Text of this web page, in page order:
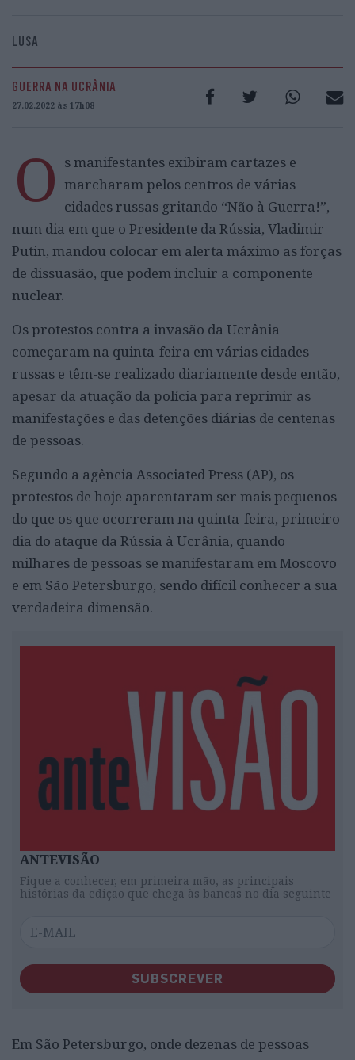
LUSA
GUERRA NA UCRÂNIA
27.02.2022 às 17h08
O s manifestantes exibiram cartazes e
marcharam pelos centros de várias
cidades russas gritando “Não à Guerra!”,
num dia em que o Presidente da Rússia, Vladimir
Putin, mandou colocar em alerta máximo as forças
de dissuasão, que podem incluir a componente
nuclear.
Os protestos contra a invasão da Ucrânia
começaram na quinta-feira em várias cidades
russas e têm-se realizado diariamente desde então,
apesar da atuação da polícia para reprimir as
manifestações e das detenções diárias de centenas
de pessoas.
Segundo a agência Associated Press (AP), os
protestos de hoje aparentaram ser mais pequenos
do que os que ocorreram na quinta-feira, primeiro
dia do ataque da Rússia à Ucrânia, quando
milhares de pessoas se manifestaram em Moscovo
e em São Petersburgo, sendo difícil conhecer a sua
verdadeira dimensão.
ANTEVISÃO
Fique a conhecer, em primeira mão, as principais
histórias da edição que chega às bancas no dia seguinte
SUBSCREVER
Em São Petersburgo, onde dezenas de pessoas